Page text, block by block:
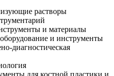
растворы
и материалы
и инструменты
диагностическая
для костной пластики и